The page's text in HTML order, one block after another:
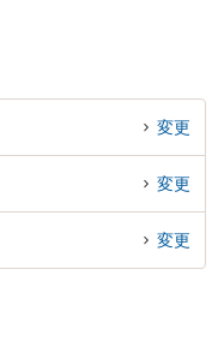
変更
変更
変更